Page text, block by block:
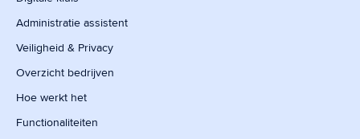
Administratie assistent
Veiligheid & Privacy
Overzicht bedrijven
Hoe werkt het
Functionaliteiten